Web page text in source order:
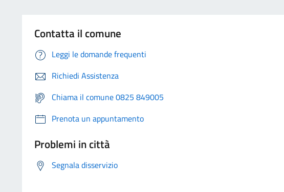
Contatta il comune
Leggi le domande frequenti
Richiedi Assistenza
Chiama il comune 0825 849005
Prenota un appuntamento
Problemi in città
Segnala disservizio